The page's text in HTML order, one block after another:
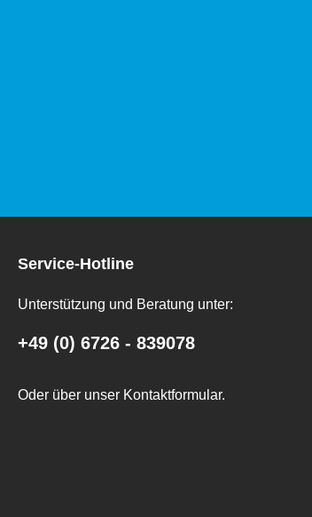
Service-Hotline
Unterstützung und Beratung unter:
+49 (0) 6726 - 839078
Oder über unser Kontaktformular.